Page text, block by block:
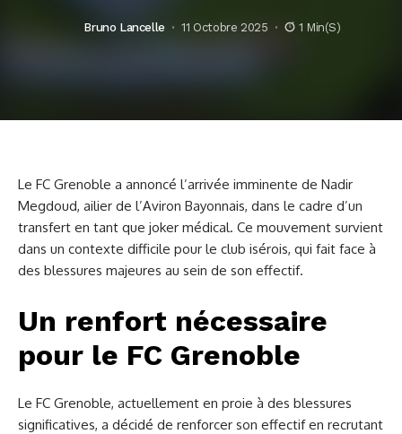
Bruno Lancelle 11 Octobre 2025 1 Min(s)
Le FC Grenoble a annoncé l’arrivée imminente de Nadir
Megdoud, ailier de l’Aviron Bayonnais, dans le cadre d’un
transfert en tant que joker médical. Ce mouvement survient
dans un contexte difficile pour le club isérois, qui fait face à
des blessures majeures au sein de son effectif.
Un renfort nécessaire
pour le FC Grenoble
Le FC Grenoble, actuellement en proie à des blessures
significatives, a décidé de renforcer son effectif en recrutant